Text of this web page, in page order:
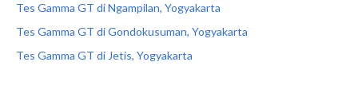
Tes Gamma GT di Ngampilan, Yogyakarta
Tes Gamma GT di Gondokusuman, Yogyakarta
Tes Gamma GT di Jetis, Yogyakarta